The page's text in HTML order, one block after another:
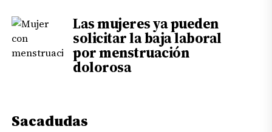
Las mujeres ya pueden
solicitar la baja laboral
por menstruación
dolorosa
Sacadudas